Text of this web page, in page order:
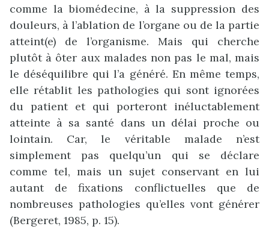
comme la biomédecine, à la suppression des
douleurs, à l’ablation de l’organe ou de la partie
atteint(e) de l’organisme. Mais qui cherche
plutôt à ôter aux malades non pas le mal, mais
le déséquilibre qui l’a généré. En même temps,
elle rétablit les pathologies qui sont ignorées
du patient et qui porteront inéluctablement
atteinte à sa santé dans un délai proche ou
lointain. Car, le véritable malade n’est
simplement pas quelqu’un qui se déclare
comme tel, mais un sujet conservant en lui
autant de fixations conflictuelles que de
nombreuses pathologies qu’elles vont générer
(Bergeret, 1985, p. 15).